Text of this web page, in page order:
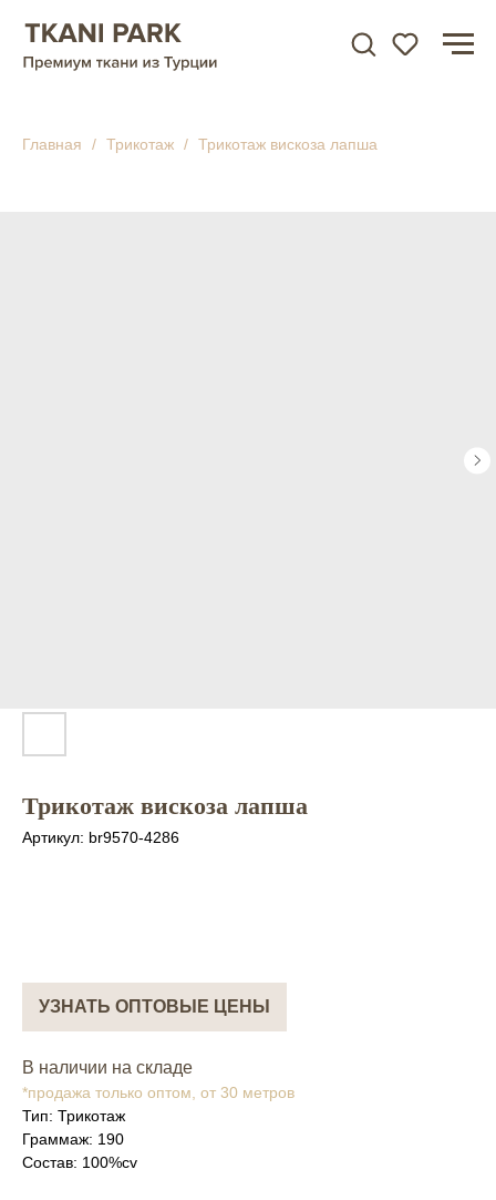
Главная Трикотаж Трикотаж вискоза лапша
Трикотаж вискоза лапша
Артикул: br9570-4286
УЗНАТЬ ОПТОВЫЕ ЦЕНЫ
В наличии на складе
*продажа только оптом, от 30 метров
Тип: Трикотаж
Граммаж: 190
Состав: 100%cv